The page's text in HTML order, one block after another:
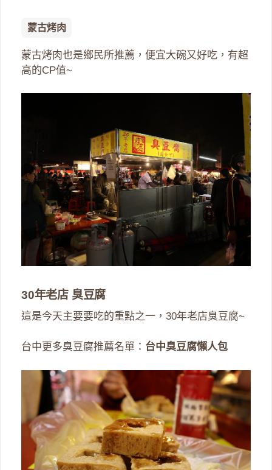
蒙古烤肉
蒙古烤肉也是鄉民所推薦，便宜大碗又好吃，有超
高的CP值~
30年老店 臭豆腐
這是今天主要要吃的重點之一，30年老店臭豆腐~
台中更多臭豆腐推薦名單： 台中臭豆腐懶人包